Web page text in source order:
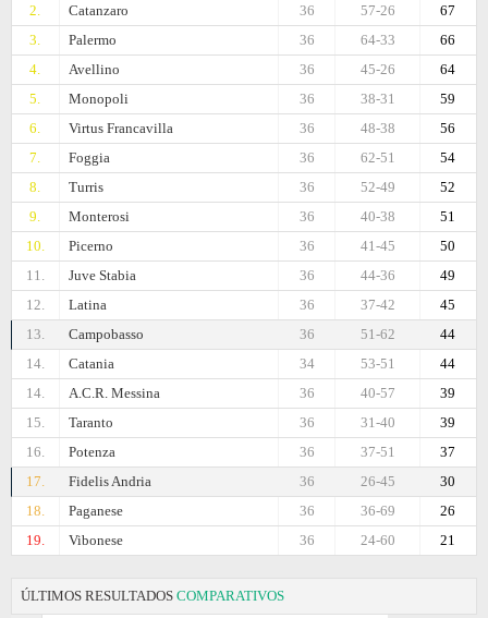
2.
Catanzaro 67
57-26
36
3.
Palermo 66
64-33
36
4.
Avellino 64
45-26
36
5.
Monopoli 59
38-31
36
6.
Virtus Francavilla 56
48-38
36
7.
Foggia 54
62-51
36
8.
Turris 52
52-49
36
9.
Monterosi 51
40-38
36
10.
Picerno 50
41-45
36
11.
Juve Stabia 49
44-36
36
12.
Latina 45
37-42
36
13.
Campobasso 44
51-62
36
14.
Catania 44
53-51
34
14.
A.C.R. Messina 39
40-57
36
15.
Taranto 39
31-40
36
16.
Potenza 37
37-51
36
17.
Fidelis Andria 30
26-45
36
18.
Paganese 26
36-69
36
19.
Vibonese 21
24-60
36
ÚLTIMOS RESULTADOS COMPARATIVOS